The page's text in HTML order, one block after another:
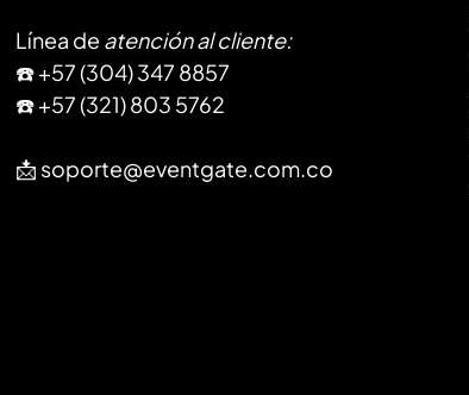
Línea de atención al cliente:
​☎️ +57 (304) 347 8857
☎️ +57 (321) 803 5762
📩 soporte@eventgate.com.co